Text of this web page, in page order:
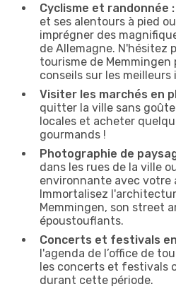
Cyclisme et randonnée :
et ses alentours à pied
imprégner des
de Allemagne. N'hésitez
tourisme de Memmingen
conseils sur les meilleurs
Visiter les marchés en
quitter la ville sans
locales et acheter
gourmands !
Photographie de
dans les rues de la ville
environnante avec votre
Immortalisez
Memmingen, son street
époustouflants.
Concerts et festivals
l'agenda de l’office de
les concerts et festivals
durant cette période.